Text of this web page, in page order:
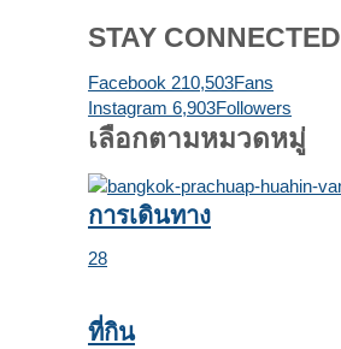
STAY CONNECTED
Facebook 210,503Fans
Instagram 6,903Followers
เลือกตามหมวดหมู่
การเดินทาง
28
ที่กิน